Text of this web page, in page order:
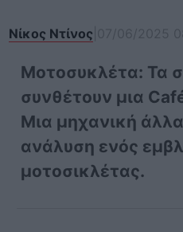
Νίκος Ντίνος
Μοτοσυκλέτα: Τα
συνθέτουν μια
Μια μηχανική
ανάλυση ενός
μοτοσικλέτας.